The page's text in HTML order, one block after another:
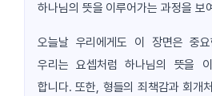
하나님의 뜻을 이루어가는 과정을 보
오늘날 우리에게도 이 장면은 중
우리는 요셉처럼 하나님의 뜻을
합니다. 또한, 형들의 죄책감과 회개